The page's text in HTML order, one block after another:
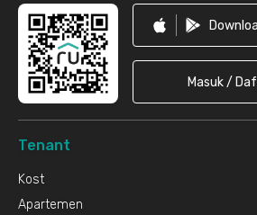
Masuk /
Tenant
Kost
Apartemen